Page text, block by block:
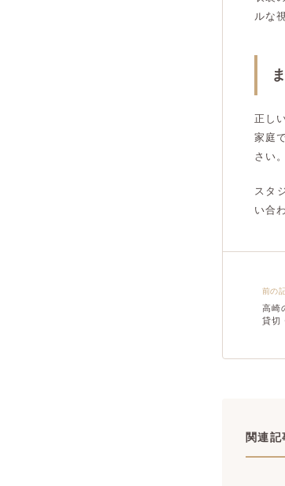
ルな
正し
家庭
さい。
スタ
い合
前の
高崎
貸切
関連記